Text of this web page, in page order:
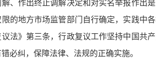
的地方市场监管部门自行确定，实践中
法》第三条，行政复议工作坚持中国共
必纠，保障法律、法规的正确实施。